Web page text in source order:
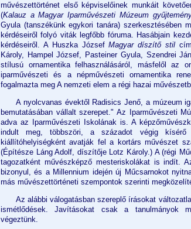
művészettörténet első képviselőinek munkáit
(Kalauz a Magyar Iparművészeti Múzeum
Gyula (tanszékünk egykori tanára) szerkesztésében
kérdéseiről folyó viták legfőbb fóruma. Hasábjain
kérdéseiről. A Huszka JózsefMagyar díszítő stil
Károly, Hampel József, Pasteiner Gyula, Szendrei
stílusú ornamentika felhasználásáról, másfelől az
iparművészeti és a népművészeti ornamentika
fogalmazta meg A nemzeti elem a régi hazai
A nyolcvanas évektől Radisics Jenő, a múzeum
bemutatásában vállalt szerepet." Az Iparművészeti
adva az Iparművészeti Iskolának is. A
indult meg, többszöri, a századot végig kísérő
kiállítóhelyiségként avatják fel a kortárs művészet
(Építésze Láng Adolf, díszítője Lotz Károly.) A (régi
tagozatként művészképző mesteriskolákat is indít.
bizonyul, és a Millennium idején új Műcsarnokot
más művészettörténeti szempontok szerinti
Az alábbi válogatásban szereplő írásokat
ismétlődések. Javításokat csak a tanulmányok
végeztünk.